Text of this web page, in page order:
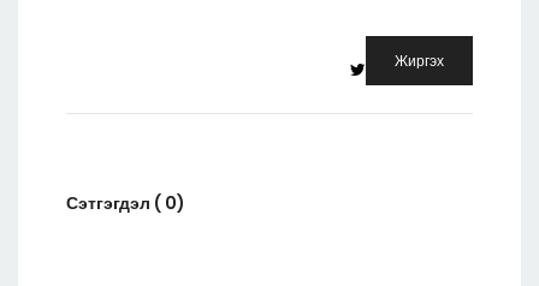
Жиргэх
Сэтгэгдэл ( 0)